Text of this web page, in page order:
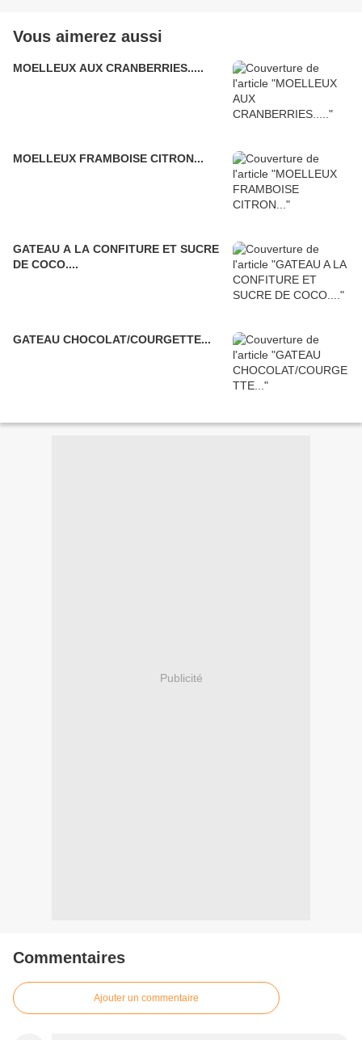
Vous aimerez aussi
MOELLEUX AUX CRANBERRIES.....
MOELLEUX FRAMBOISE CITRON...
GATEAU A LA CONFITURE ET SUCRE
DE COCO....
GATEAU CHOCOLAT/COURGETTE...
Publicité
Commentaires
Ajouter un commentaire